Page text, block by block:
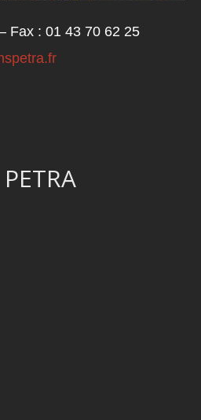
Fax : 01 43 70 62 25